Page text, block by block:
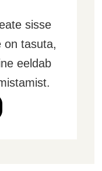
sisse
on tasuta,
eeldab